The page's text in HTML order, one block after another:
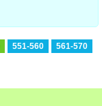
551-560
561-570